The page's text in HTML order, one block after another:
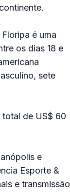
é uma
os dias 18 e
sete
de US$ 60
e
Esporte &
e transmissão